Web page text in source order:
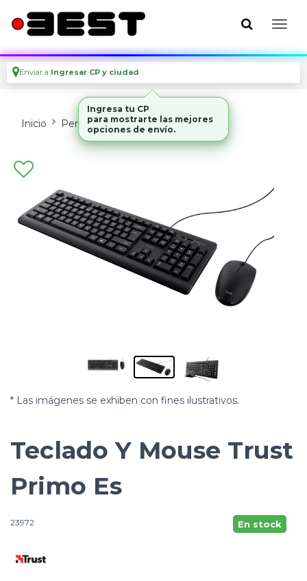
Enviar a Ingresar CP y ciudad
Inicio Perifericos Teclados
* Las imágenes se exhiben con fines ilustrativos.
Teclado Y Mouse Trust
Primo Es
23972 En stock
Ingresa tu CP
para mostrarte las mejores
opciones de envío.